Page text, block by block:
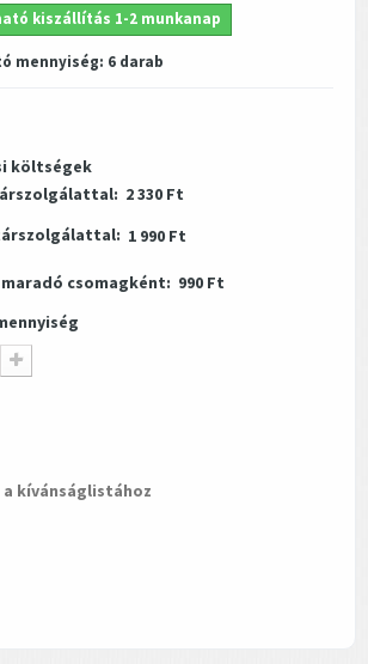
kiszállítás 1-2 munkanap
mennyiség: 6 darab
költségek
2 330 Ft
1 990 Ft
csomagként: 990 Ft
a kívánságlistához